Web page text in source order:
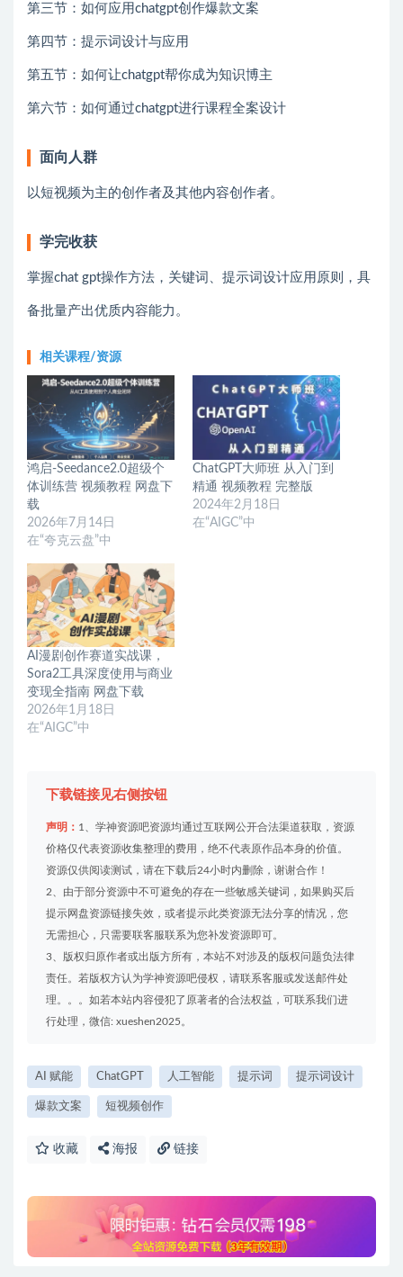
第三节：如何应用chatgpt创作爆款文案
第四节：提示词设计与应用
第五节：如何让chatgpt帮你成为知识博主
第六节：如何通过chatgpt进行课程全案设计
面向人群
以短视频为主的创作者及其他内容创作者。
学完收获
掌握chat gpt操作方法，关键词、提示词设计应用原则，具
备批量产出优质内容能力。
相关课程/资源
鸿启-Seedance2.0超级个
体训练营 视频教程 网盘下
载
2026年7月14日
在“夸克云盘”中
ChatGPT大师班 从入门到
精通 视频教程 完整版
2024年2月18日
在“AIGC”中
AI漫剧创作赛道实战课，
Sora2工具深度使用与商业
变现全指南 网盘下载
2026年1月18日
在“AIGC”中
下载链接见右侧按钮
声明： 1、学神资源吧资源均通过互联网公开合法渠道获取，资源
价格仅代表资源收集整理的费用，绝不代表原作品本身的价值。
资源仅供阅读测试，请在下载后24小时内删除，谢谢合作！
2、由于部分资源中不可避免的存在一些敏感关键词，如果购买后
提示网盘资源链接失效，或者提示此类资源无法分享的情况，您
无需担心，只需要联客服联系为您补发资源即可。
3、版权归原作者或出版方所有，本站不对涉及的版权问题负法律
责任。若版权方认为学神资源吧侵权，请联系客服或发送邮件处
理。。。如若本站内容侵犯了原著者的合法权益，可联系我们进
行处理，微信: xueshen2025。
AI 赋能 ChatGPT 人工智能 提示词 提示词设计
爆款文案 短视频创作
收藏 海报 链接